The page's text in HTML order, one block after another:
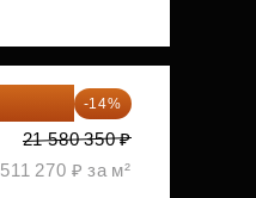
-14%
21 580 350 ₽
511 270 ₽ за м²